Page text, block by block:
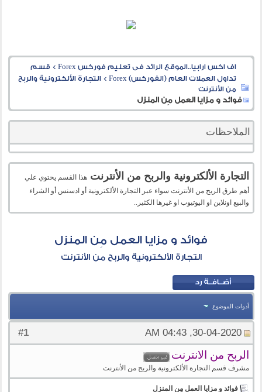
اف اكس ارابيا..الموقع الرائد فى تعليم فوركس Forex > قسم
تداول العملات العام (الفوركس) Forex
>التجارة الألكترونية والربح
من الأنترنت
فوائد و مزايا العمل مِن المنزل
الملاحظات
التجارة الألكترونية والربح من الأنترنت هذا القسم يحتوي علي
أهم طرق الربح من الأنترنت سواء عبر التجارة الألكترونية أو ادسنس أو الشراء
والبيع اونلاين او اليوتيوب او غيرها الكثير..
فوائد و مزايا العمل مِن المنزل
التجارة الألكترونية والربح من الأنترنت
أدوات الموضوع
#
1 30-04-2020, 04:43 AM
الربح من الانترنت
مشرف قسم التجارة الألكترونية والربح من الأنترنت
فوائد و مزايا العمل مِن المنزل